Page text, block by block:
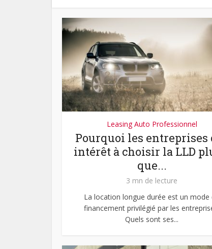
Leasing Auto Professionnel
Pourquoi les entreprises
intérêt à choisir la LLD
que...
3 mn de lecture
La location longue durée est un mode
financement privilégié par les
Quels sont ses...